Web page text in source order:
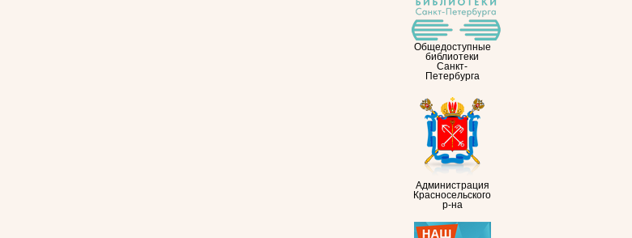
Общедоступные
библиотеки
Санкт-
Петербурга
Администрация
Красносельского
р-на